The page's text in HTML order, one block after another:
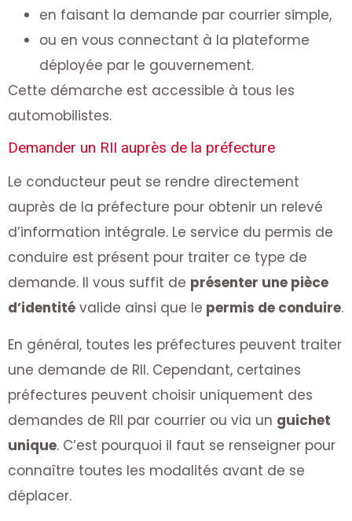
en faisant la demande par courrier simple,
ou en vous connectant à la plateforme
déployée par le gouvernement.
Cette démarche est accessible à tous les
automobilistes.
Demander un RII auprès de la préfecture
Le conducteur peut se rendre directement
auprès de la préfecture pour obtenir un relevé
d’information intégrale. Le service du permis de
conduire est présent pour traiter ce type de
demande. Il vous suffit de présenter une pièce
d’identité valide ainsi que le permis de conduire.
En général, toutes les préfectures peuvent traiter
une demande de RII. Cependant, certaines
préfectures peuvent choisir uniquement des
demandes de RII par courrier ou via un guichet
unique. C’est pourquoi il faut se renseigner pour
connaître toutes les modalités avant de se
déplacer.